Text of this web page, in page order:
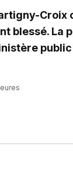
Croix
blessé. La
public